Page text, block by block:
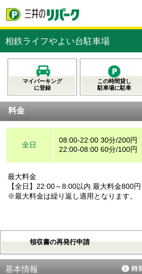
相鉄ライフやよい台駐車場
マイパーキング
に登録
この時間貸し
駐車場に駐車
料金
全日
08:00-22:00 30分/200円
22:00-08:00 60分/100円
最大料金
【全日】22:00～8:00以内 最大料金800円
※最大料金は繰り返し適用となります。
領収書の再発行申請
基本情報